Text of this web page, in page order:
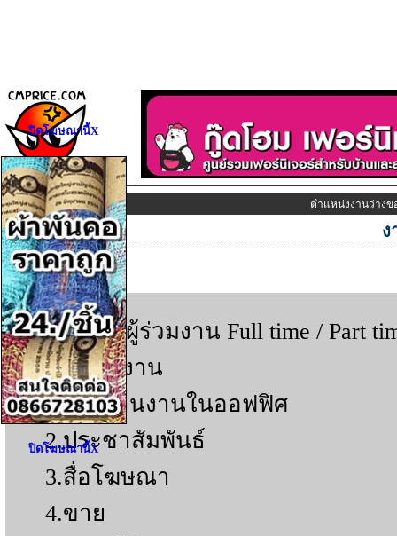
ตำแหน่งงานว่างข
ง
ราย
ละเอียด
เกี่ยว
กับ
ธุรกิจ:
ต้องการผู้ร่วมงาน Full time / Part
ลักษณะงาน
1.ประสานงานในออฟฟิศ
2.ประชาสัมพันธ์
3.สื่อโฆษณา
4.ขาย
ปิดโฆษณานี้X
ปิดโฆษณานี้X